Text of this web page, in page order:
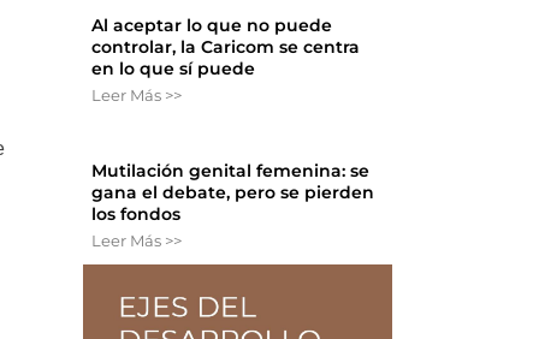
Al aceptar lo que no puede
controlar, la Caricom se centra
en lo que sí puede
Leer Más >>
Mutilación genital femenina: se
gana el debate, pero se pierden
los fondos
Leer Más >>